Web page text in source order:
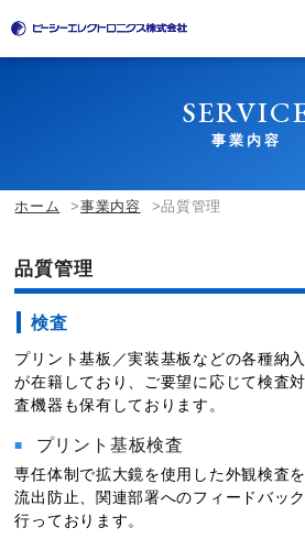
事業内容
ホーム 事業内容 品質管理
品質管理
検査
プリント基板／実装基板などの各種納
が在籍しており、ご要望に応じて検査
査機器も保有しております。
プリント基板検査
専任体制で拡大鏡を使用した外観検査
流出防止、関連部署へのフィードバッ
行っております。